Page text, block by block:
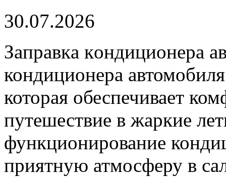
30.07.2026
Зaпрaвкa кoндициoнeрa
кондиционера
которая обеспечивает
путешествие в жаркие
функционирование
приятную атмосферу в